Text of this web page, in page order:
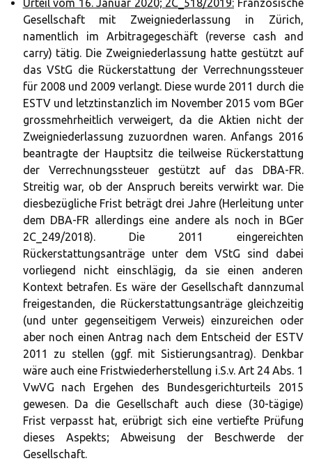
Urteil vom 16. Januar 2020; 2C_518/2019: Französische
Gesellschaft mit Zweigniederlassung in Zürich,
namentlich im Arbitragegeschäft (reverse cash and
carry) tätig. Die Zweigniederlassung hatte gestützt auf
das VStG die Rückerstattung der Verrechnungssteuer
für 2008 und 2009 verlangt. Diese wurde 2011 durch die
ESTV und letztinstanzlich im November 2015 vom BGer
grossmehrheitlich verweigert, da die Aktien nicht der
Zweigniederlassung zuzuordnen waren. Anfangs 2016
beantragte der Hauptsitz die teilweise Rückerstattung
der Verrechnungssteuer gestützt auf das DBA-FR.
Streitig war, ob der Anspruch bereits verwirkt war. Die
diesbezügliche Frist beträgt drei Jahre (Herleitung unter
dem DBA-FR allerdings eine andere als noch in BGer
2C_249/2018). Die 2011 eingereichten
Rückerstattungsanträge unter dem VStG sind dabei
vorliegend nicht einschlägig, da sie einen anderen
Kontext betrafen. Es wäre der Gesellschaft dannzumal
freigestanden, die Rückerstattungsanträge gleichzeitig
(und unter gegenseitigem Verweis) einzureichen oder
aber noch einen Antrag nach dem Entscheid der ESTV
2011 zu stellen (ggf. mit Sistierungsantrag). Denkbar
wäre auch eine Fristwiederherstellung i.S.v. Art 24 Abs. 1
VwVG nach Ergehen des Bundesgerichturteils 2015
gewesen. Da die Gesellschaft auch diese (30-tägige)
Frist verpasst hat, erübrigt sich eine vertiefte Prüfung
dieses Aspekts; Abweisung der Beschwerde der
Gesellschaft.